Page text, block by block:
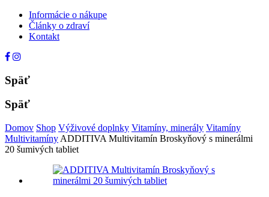
Informácie o nákupe
Články o zdraví
Kontakt
Späť
Späť
Domov Shop Výživové doplnky Vitamíny, minerály Vitamíny
Multivitamíny ADDITIVA Multivitamín Broskyňový s minerálmi
20 šumivých tabliet